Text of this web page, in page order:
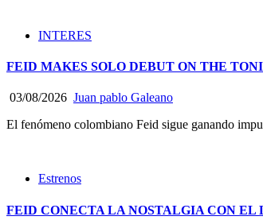
INTERES
FEID MAKES SOLO DEBUT ON THE
03/08/2026 Juan pablo Galeano
El fenómeno colombiano Feid sigue ganando
Estrenos
FEID CONECTA LA NOSTALGIA CON